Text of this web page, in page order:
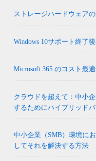
ストレージハードウェア
Windows 10サポート終了
Microsoft 365 のコスト最
クラウドを超えて：中小
するためにハイブリッド
中小企業（SMB）環境に
してそれを解決する方法